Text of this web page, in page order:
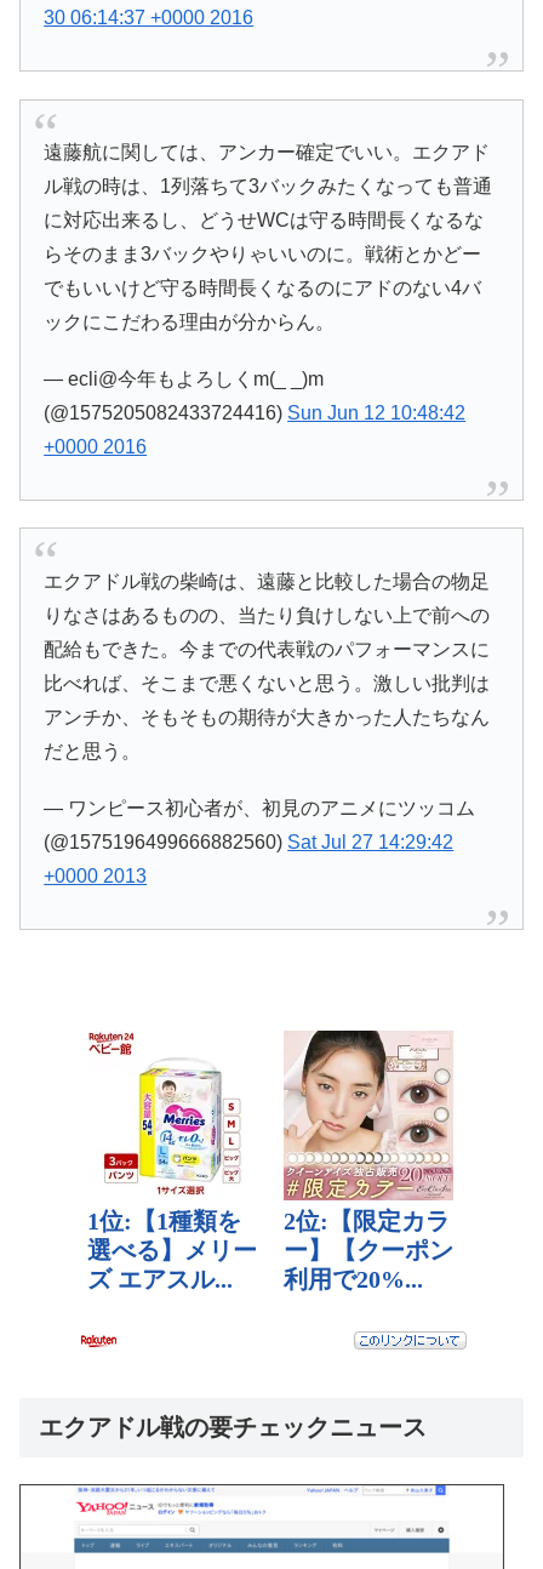
30 06:14:37 +0000 2016
遠藤航に関しては、アンカー確定でいい。エクアド
ル戦の時は、1列落ちて3バックみたくなっても普通
に対応出来るし、どうせWCは守る時間長くなるな
らそのまま3バックやりゃいいのに。戦術とかどー
でもいいけど守る時間長くなるのにアドのない4バ
ックにこだわる理由が分からん。
— ecli@今年もよろしくm(_ _)m
(@1575205082433724416) Sun Jun 12 10:48:42
+0000 2016
エクアドル戦の柴崎は、遠藤と比較した場合の物足
りなさはあるものの、当たり負けしない上で前への
配給もできた。今までの代表戦のパフォーマンスに
比べれば、そこまで悪くないと思う。激しい批判は
アンチか、そもそもの期待が大きかった人たちなん
だと思う。
— ワンピース初心者が、初見のアニメにツッコム
(@1575196499666882560) Sat Jul 27 14:29:42
+0000 2013
エクアドル戦の要チェックニュース